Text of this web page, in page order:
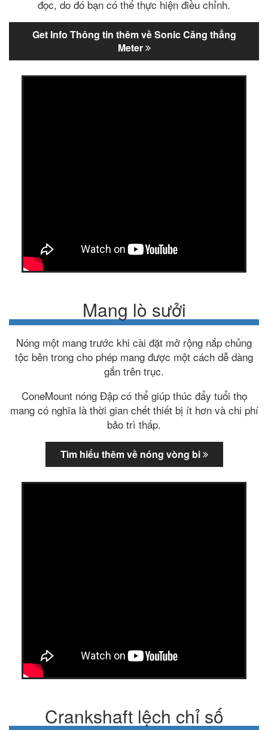
đọc, do đó bạn có thể thực hiện điều chỉnh.
Get Info Thông tin thêm về Sonic Căng thẳng
Meter
Mang lò sưởi
Nóng một mang trước khi cài đặt mở rộng nắp chủng
tộc bên trong cho phép mang được một cách dễ dàng
gắn trên trục.
ConeMount nóng Đập có thể giúp thúc đẩy tuổi thọ
mang có nghĩa là thời gian chết thiết bị ít hơn và chi phí
bảo trì thấp.
Tìm hiểu thêm về nóng vòng bi
Crankshaft lệch chỉ số